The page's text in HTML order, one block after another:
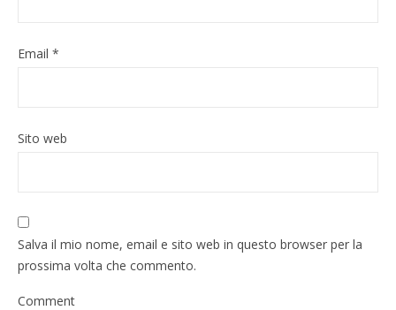
Email *
Sito web
Salva il mio nome, email e sito web in questo browser per la
prossima volta che commento.
Comment